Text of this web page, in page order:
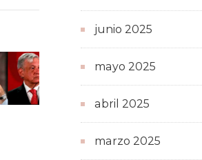
junio 2025
mayo 2025
abril 2025
marzo 2025